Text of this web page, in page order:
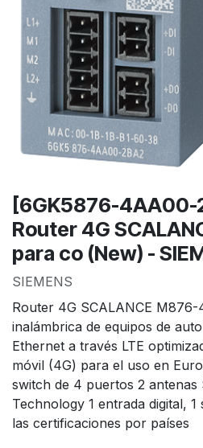
[6GK5876-4AA00-
Router 4G
para co (New) -
SIEMENS
Router 4G SCALANCE
inalámbrica de equipos de
Ethernet a través LTE
móvil (4G) para el uso en
switch de 4 puertos 2 antenas
Technology 1 entrada digital,
las certificaciones por países